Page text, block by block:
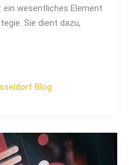
wesentliches Element
Sie dient dazu,
Blog